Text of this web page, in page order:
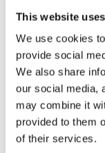
This website
We use cookies
provide social
We also share
our social media,
may combine it
provided to them
of their services.
Arbete
New project:
Incorporation in